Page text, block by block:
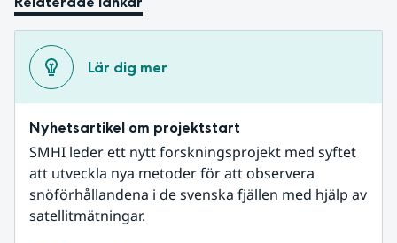
Lär dig mer
Nyhetsartikel om projektstart
SMHI leder ett nytt forskningsprojekt med syftet
att utveckla nya metoder för att observera
snöförhållandena i de svenska fjällen med hjälp av
satellitmätningar.